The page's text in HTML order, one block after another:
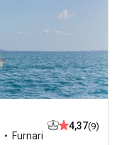
Furnari
4,37(9)